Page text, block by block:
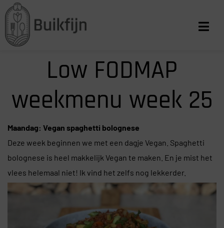
Low FODMAP
weekmenu week 25
Maandag: Vegan spaghetti bolognese
Deze week beginnen we met een dagje Vegan. Spaghetti
bolognese is heel makkelijk Vegan te maken. En je mist het
vlees helemaal niet! Ik vind het zelfs nog lekkerder.